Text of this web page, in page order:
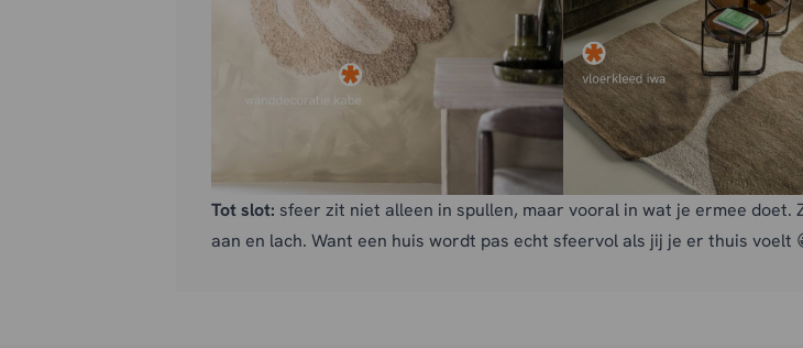
Tot slot: sfeer zit niet alleen in spullen, maar vooral in wat je ermee
aan en lach. Want een huis wordt pas echt sfeervol als jij je er thuis voelt